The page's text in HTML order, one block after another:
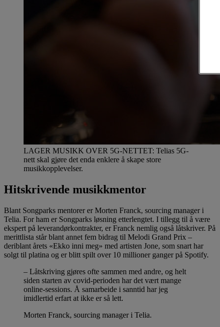
LAGER MUSIKK OVER 5G-NETTET: Telias 5G-
nett skal gjøre det enda enklere å skape store
musikkopplevelser.
Hitskrivende musikkmentor
Blant Songparks mentorer er Morten Franck, sourcing manager i
Telia. For ham er Songparks løsning etterlengtet. I tillegg til å være
ekspert på leverandørkontrakter, er Franck nemlig også låtskriver. På
merittlista står blant annet fem bidrag til Melodi Grand Prix –
deriblant årets «Ekko inni meg» med artisten Jone, som snart har
solgt til platina og er blitt spilt over 10 millioner ganger på Spotify.
– Låtskriving gjøres ofte sammen med andre, og helt
siden starten av covid-perioden har det vært mange
online-sessions. Å samarbeide i sanntid har jeg
imidlertid erfart at ikke er så lett.
Morten Franck, sourcing manager i Telia.